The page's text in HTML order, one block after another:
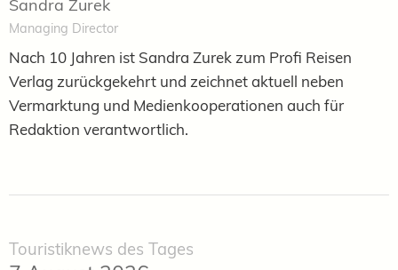
Sandra Zurek
Managing Director
Nach 10 Jahren ist Sandra Zurek zum Profi Reisen
Verlag zurückgekehrt und zeichnet aktuell neben
Vermarktung und Medienkooperationen auch für
Redaktion verantwortlich.
Touristiknews des Tages